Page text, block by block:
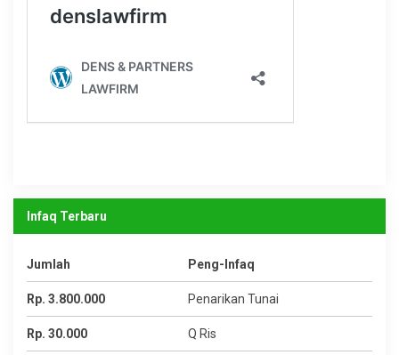
Infaq Terbaru
Jumlah Peng-Infaq
Rp. 3.800.000 Penarikan Tunai
Rp. 30.000 Q Ris